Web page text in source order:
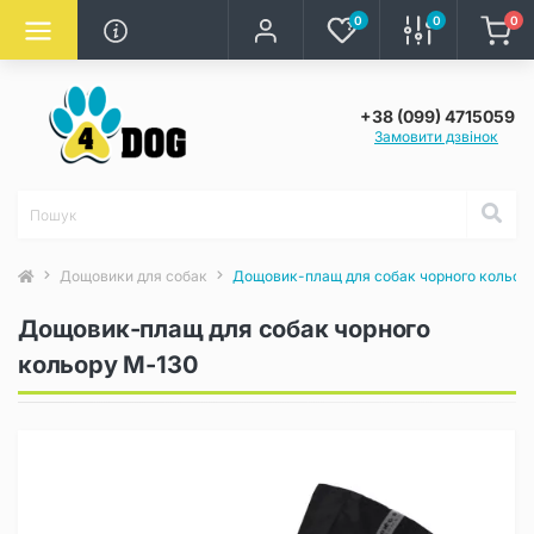
0 0 0
+38 (099) 4715059
Замовити дзвінок
Дощовики для собак Дощовик-плащ для собак чорного
Дощовик-плащ для собак чорного
кольору M-130